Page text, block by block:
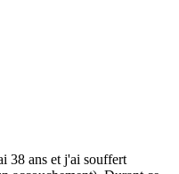
38 ans et j'ai souffert